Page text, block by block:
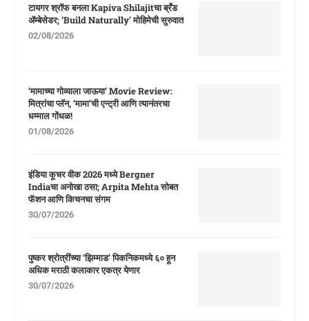
टायगर श्रॉफ बनला Kapiva Shilajitचा ब्रँड
ॲम्बेसेडर; ‘Build Naturally’ मोहिमेची सुरुवात
02/08/2026
‘मामाच्या गोव्याला जाऊया’ Movie Review:
मित्रांचा प्लॅन, ‘मामा’ची एन्ट्री आणि त्यानंतरचा
धम्माल गोंधळ!
01/08/2026
इंडिया कूचर वीक 2026 मध्ये Bergner
Indiaचा अनोखा ठसा; Arpita Mehta सोबत
फॅशन आणि किचनचा संगम
30/07/2026
पुष्कर श्रोत्रींच्या ‘झिम्माड’ पिकनिकमध्ये ६० हून
अधिक मराठी कलाकार एकत्र येणार
30/07/2026